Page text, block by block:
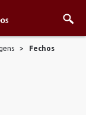
> Fechos